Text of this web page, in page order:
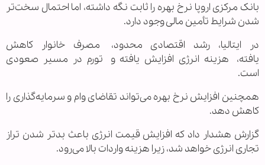
بانک مرکزی اروپا نرخ بهره را ثابت نگه داشته، اما احتمال سخت‌تر
شدن شرایط تأمین مالی وجود دارد.
در ایتالیا، رشد اقتصادی محدود، مصرف خانوار کاهش
یافته، هزینه انرژی افزایش یافته و تورم در مسیر صعودی
است.
همچنین افزایش نرخ بهره می‌تواند تقاضای وام و سرمایه‌گذاری را
کاهش دهد.
گزارش هشدار داد که افزایش قیمت انرژی باعث بدتر شدن تراز
تجاری انرژی خواهد شد، زیرا هزینه واردات بالا می‌رود.